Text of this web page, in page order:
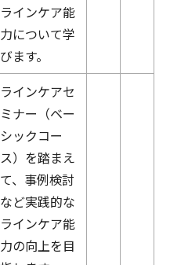
ラインケア能
力について学
びます。
ラインケアセ
ミナー（ベー
シックコー
ス）を踏まえ
て、事例検討
など実践的な
ラインケア能
力の向上を目